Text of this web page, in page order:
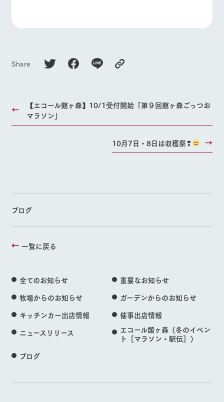
Share
【エコール館ヶ森】10/1受付開始「第９回館ヶ森ごっつお
マラソン」
10月7日・8日は収穫祭❣
ブログ
一覧に戻る
全てのお知らせ
重要なお知らせ
牧場からのお知らせ
ガーデンからのお知らせ
キッチンカー出店情報
催事出店情報
ニュースリリース
エコール館ヶ森（冬のイベン
ト［マラソン・駅伝］）
ブログ